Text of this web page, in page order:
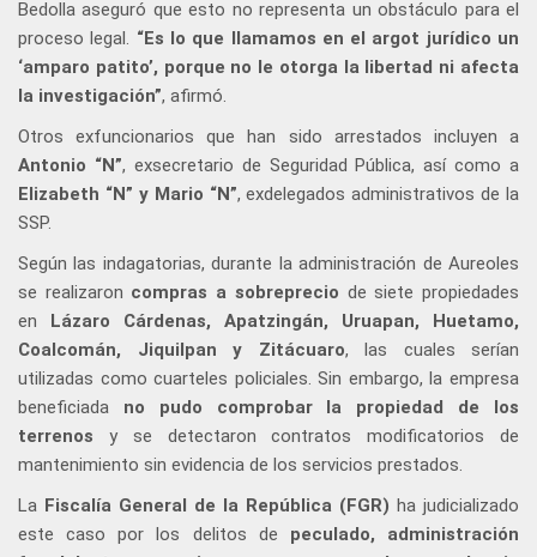
Bedolla aseguró que esto no representa un obstáculo para el
proceso legal. “Es lo que llamamos en el argot jurídico un
‘amparo patito’, porque no le otorga la libertad ni afecta
la investigación”, afirmó.
Otros exfuncionarios que han sido arrestados incluyen a
Antonio “N”, exsecretario de Seguridad Pública, así como a
Elizabeth “N” y Mario “N”, exdelegados administrativos de la
SSP.
Según las indagatorias, durante la administración de Aureoles
se realizaron compras a sobreprecio de siete propiedades
en
Lázaro Cárdenas, Apatzingán, Uruapan, Huetamo,
Coalcomán, Jiquilpan y Zitácuaro, las cuales serían
utilizadas como cuarteles policiales. Sin embargo, la empresa
beneficiada no pudo comprobar la propiedad de los
terrenos y se detectaron contratos modificatorios de
mantenimiento sin evidencia de los servicios prestados.
La Fiscalía General de la República (FGR) ha judicializado
este caso por los delitos de peculado, administración